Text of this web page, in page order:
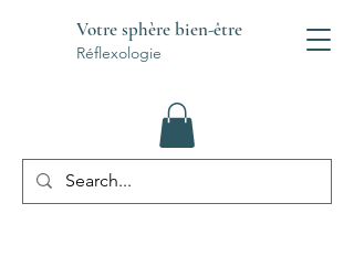
Votre sphère bien-être
Réflexologie